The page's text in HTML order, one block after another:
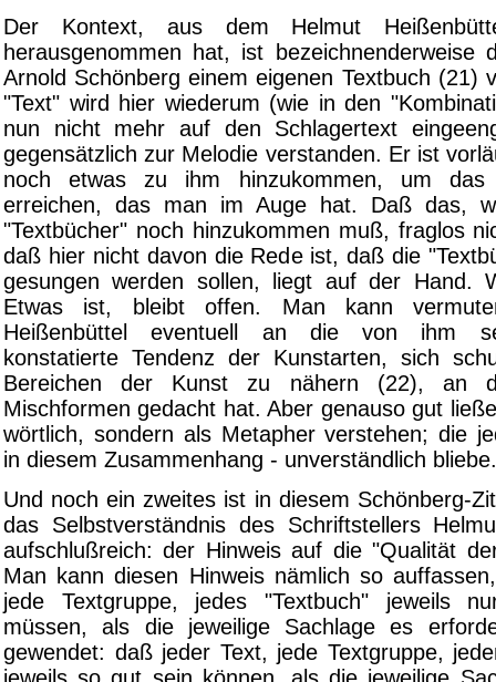
Der Kontext, aus dem Helmut
herausgenommen hat, ist bezeichnenderweise
Arnold Schönberg einem eigenen Textbuch (21)
"Text" wird hier wiederum (wie in den
nun nicht mehr auf den Schlagertext
gegensätzlich zur Melodie verstanden. Er ist
noch etwas zu ihm hinzukommen, um das
erreichen, das man im Auge hat. Daß das,
"Textbücher" noch hinzukommen muß, fraglos
daß hier nicht davon die Rede ist, daß die
gesungen werden sollen, liegt auf der Hand.
Etwas ist, bleibt offen. Man kann
Heißenbüttel eventuell an die von ihm
konstatierte Tendenz der Kunstarten, sich
Bereichen der Kunst zu nähern (22), an
Mischformen gedacht hat. Aber genauso gut
wörtlich, sondern als Metapher verstehen; die
in diesem Zusammenhang - unverständlich bliebe.
Und noch ein zweites ist in diesem Schönberg-
das Selbstverständnis des Schriftstellers
aufschlußreich: der Hinweis auf die "Qualität
Man kann diesen Hinweis nämlich so
jede Textgruppe, jedes "Textbuch" jeweils
müssen, als die jeweilige Sachlage es
gewendet: daß jeder Text, jede Textgruppe,